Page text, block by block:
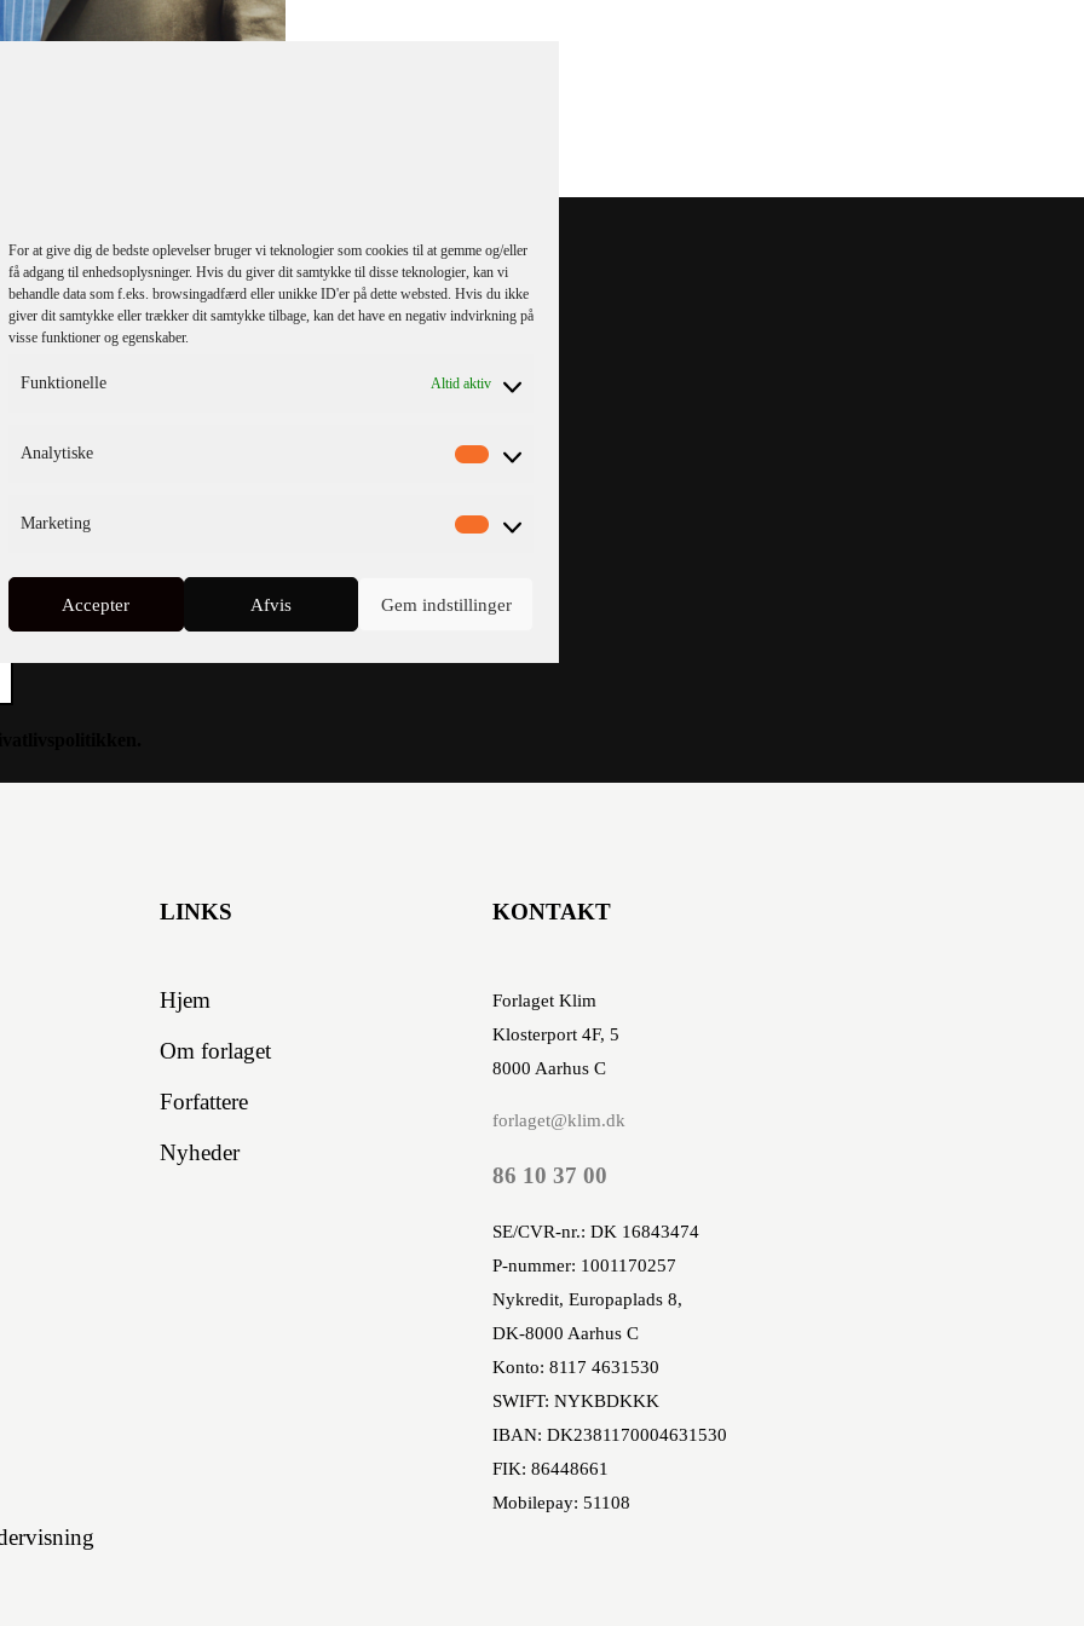
For at give dig de bedste oplevelser bruger vi teknologier som cookies til at gemme og/eller
få adgang til enhedsoplysninger. Hvis du giver dit samtykke til disse teknologier, kan vi
behandle data som f.eks. browsingadfærd eller unikke ID'er på dette websted. Hvis du ikke
giver dit samtykke eller trækker dit samtykke tilbage, kan det have en negativ indvirkning på
visse funktioner og egenskaber.
Funktionelle Altid aktiv
Analytiske
Marketing
Accepter Afvis Gem indstillinger
nyhedsbrev
LINKS
Hjem
Om forlaget
Forfattere
Nyheder
KONTAKT
Forlaget Klim
Klosterport 4F, 5
8000 Aarhus C
forlaget@klim.dk
86 10 37 00
SE/CVR-nr.: DK 16843474
P-nummer: 1001170257
Nykredit, Europaplads 8,
DK-8000 Aarhus C
Konto: 8117 4631530
SWIFT: NYKBDKKK
IBAN: DK2381170004631530
FIK: 86448661
Mobilepay: 51108